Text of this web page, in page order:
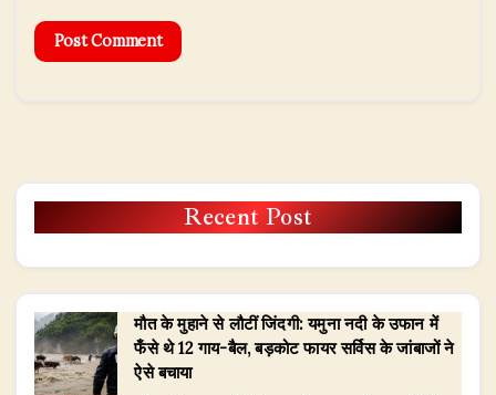
Recent Post
मौत के मुहाने से लौटीं जिंदगी: यमुना नदी के उफान में
फँसे थे 12 गाय-बैल, बड़कोट फायर सर्विस के जांबाजों ने
ऐसे बचाया